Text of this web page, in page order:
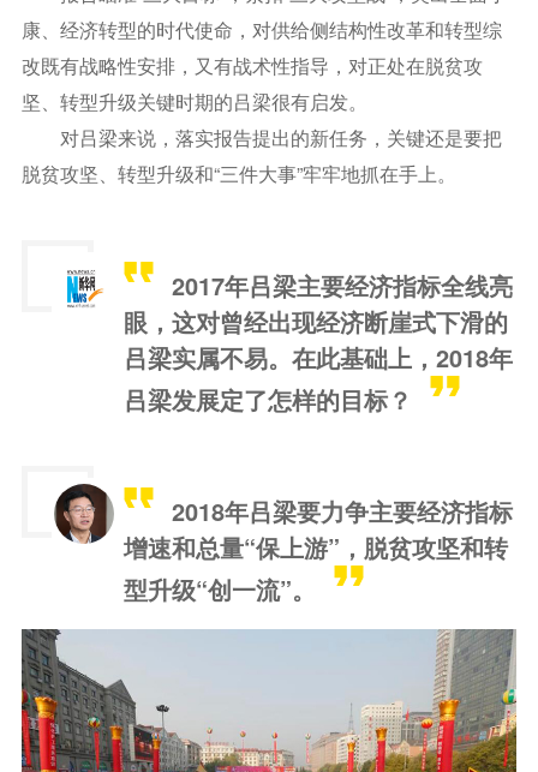
康、经济转型的时代使命，对供给侧结构性改革和转型综
改既有战略性安排，又有战术性指导，对正处在脱贫攻
坚、转型升级关键时期的吕梁很有启发。
对吕梁来说，落实报告提出的新任务，关键还是要把
脱贫攻坚、转型升级和“三件大事”牢牢地抓在手上。
2017年吕梁主要经济指标全线亮
眼，这对曾经出现经济断崖式下滑的
吕梁实属不易。在此基础上，2018年
吕梁发展定了怎样的目标？
2018年吕梁要力争主要经济指标
增速和总量“保上游”，脱贫攻坚和转
型升级“创一流”。